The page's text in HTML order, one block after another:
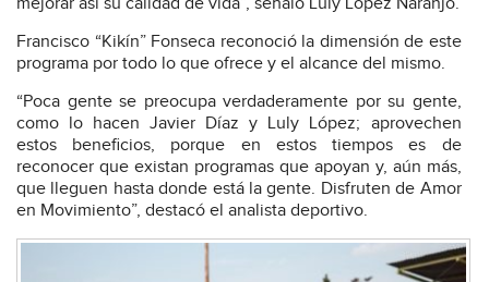
mejorar así su calidad de vida”, señaló Luly López Naranjo.
Francisco “Kikín” Fonseca reconoció la dimensión de este
programa por todo lo que ofrece y el alcance del mismo.
“Poca gente se preocupa verdaderamente por su gente,
como lo hacen Javier Díaz y Luly López; aprovechen
estos beneficios, porque en estos tiempos es de
reconocer que existan programas que apoyan y, aún más,
que lleguen hasta donde está la gente. Disfruten de Amor
en Movimiento”, destacó el analista deportivo.